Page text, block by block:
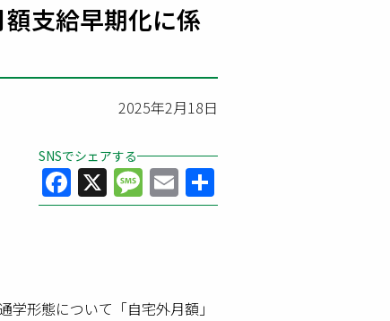
支給早期化に係
2025年2月18日
SNSでシェアする
Facebook
X Message
Email
有
形態について「自宅外月額」